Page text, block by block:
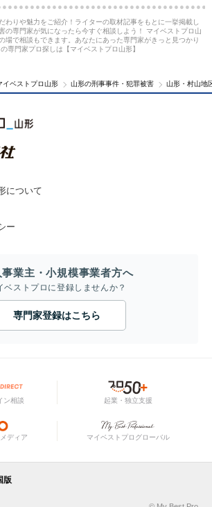
わりや魅力をご紹介！ライターの取材記事をもとに一挙掲載し
の専門家が気になったら今すぐ相談しよう！ マイベストプロ山
場で相談もできます。あなたにあった専門家がきっと見つかり
専門家プロ探しは【マイベストプロ山形】
イベストプロ山形 山形の刑事事件・犯罪被害 山形・村山地
について
ー
事業主・小規模事業者方へ
ベストプロに登録しませんか？
専門家登録はこちら
ン相談 起業・独立支援
ディア マイベストプログローバル
版